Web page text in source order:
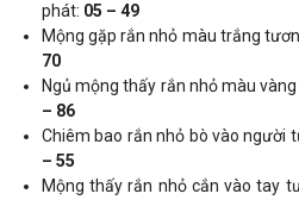
phát: 05 – 49
Mộng gặp rắn nhỏ màu trắng
70
Ngủ mộng thấy rắn nhỏ màu
– 86
Chiêm bao rắn nhỏ bò vào người
– 55
Mộng thấy rắn nhỏ cắn vào tay